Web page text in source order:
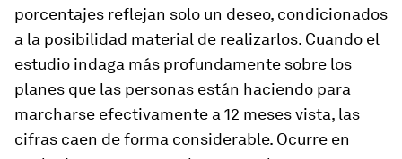
porcentajes reflejan solo un deseo, condicionados
a la posibilidad material de realizarlos. Cuando el
estudio indaga más profundamente sobre los
planes que las personas están haciendo para
marcharse efectivamente a 12 meses vista, las
cifras caen de forma considerable. Ocurre en